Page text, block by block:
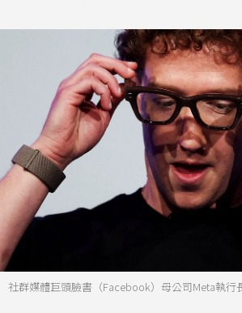
社群媒體巨頭臉書（Facebook）母公司Meta執行